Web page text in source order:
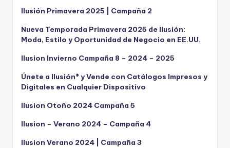
Ilusión Primavera 2025 | Campaña 2
Nueva Temporada Primavera 2025 de Ilusión:
Moda, Estilo y Oportunidad de Negocio en EE.UU.
Ilusion Invierno Campaña 8 – 2024 – 2025
Únete a Ilusión® y Vende con Catálogos Impresos y
Digitales en Cualquier Dispositivo
Ilusion Otoño 2024 Campaña 5
Ilusion – Verano 2024 – Campaña 4
Ilusion Verano 2024 | Campaña 3